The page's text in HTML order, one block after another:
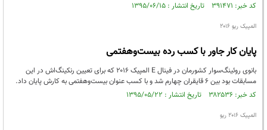
کد خبر: ۳۹۱۴۷۱ تاریخ انتشار : ۱۳۹۵/۰۶/۱۵
المپیک ریو 2016
پایان کار جاور با کسب رده بیست‌وهفتمی
بانوی روئینگ‌سوار کشورمان در فینال E المپیک ۲۰۱۶ که برای تعیین رنکینگ‌اش در این
مسابقات بود بین ۶ قایقران چهارم شد و با کسب عنوان بیست‌وهفتمی به کارش پایان داد.
کد خبر: ۳۸۲۵۳۶ تاریخ انتشار : ۱۳۹۵/۰۵/۲۲
المپیک 2016 ریو